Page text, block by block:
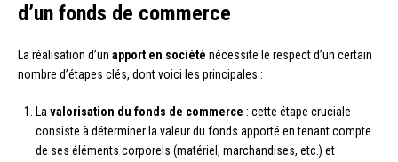
d’un fonds de commerce
La réalisation d’un apport en société nécessite le respect d’un certain
nombre d’étapes clés, dont voici les principales :
La valorisation du fonds de commerce : cette étape cruciale
consiste à déterminer la valeur du fonds apporté en tenant compte
de ses éléments corporels (matériel, marchandises, etc.) et